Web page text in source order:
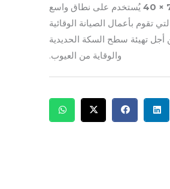
يُستخدم على نطاق واسع
تقوم بأعمال الصيانة الوقائية
إلى 80 كم/ساعة من أجل تهيئة سطح السكة الحديدية
والوقاية من العيوب.